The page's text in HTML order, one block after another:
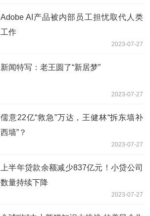
Adobe AI产品被内部员工担忧取代人类
工作
2023-07-27
新闻特写：老王圆了“新居梦”
2023-07-27
儒意22亿“救急”万达，王健林“拆东墙补
西墙”？
2023-07-27
上半年贷款余额减少837亿元！小贷公司
数量持续下降
2023-07-27